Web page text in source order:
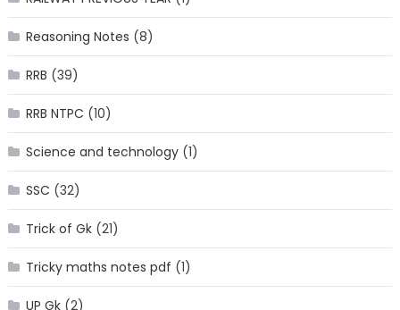
Reasoning Notes (8)
RRB (39)
RRB NTPC (10)
Science and technology(1)
SSC (32)
Trick of Gk(21)
Tricky maths notes pdf (1)
UP Gk(2)